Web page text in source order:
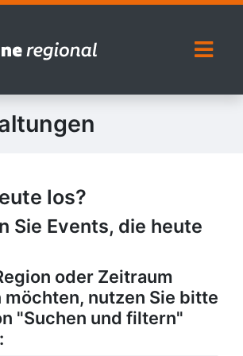
los?
Sie Events, die heute
oder Zeitraum
möchten, nutzen Sie bitte
"Suchen und filtern"